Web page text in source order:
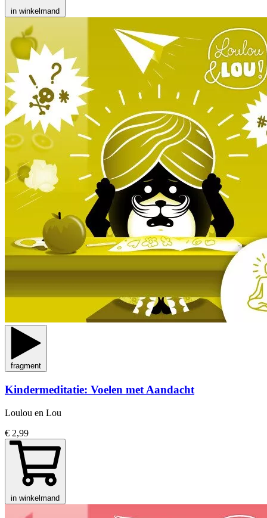
in winkelmand
fragment
Kindermeditatie: Voelen met Aandacht
Loulou en Lou
€ 2,99
in winkelmand